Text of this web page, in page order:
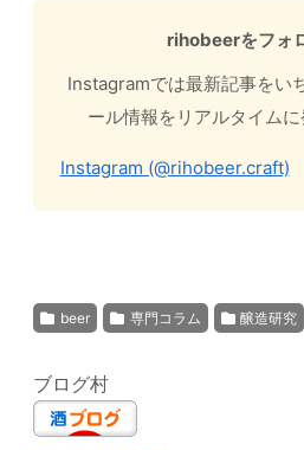
rihobeerをフォ
Instagramでは最新記事をい
ール情報をリアルタイムに
Instagram (@rihobeer.craft)
beer 専門コラム 醸造研究
ブログ村